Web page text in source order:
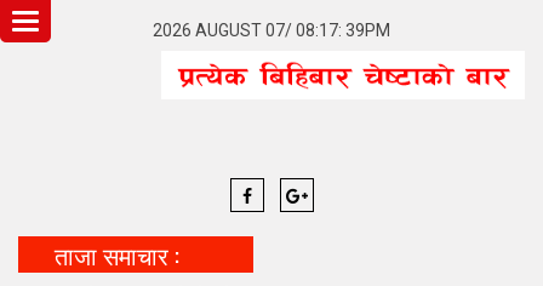
2026 AUGUST 07/ 08:17: 39PM
Toggle
navigation
ताजा समाचार :